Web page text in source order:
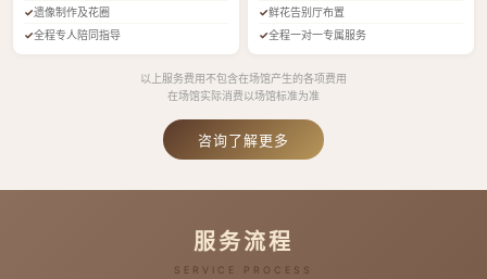
遗像制作及花圈
全程专人陪同指导
鲜花告别厅布置
全程一对一专属服务
以上服务费用不包含在场馆产生的各项费用
在场馆实际消费以场馆标准为准
咨询了解更多
服务流程
SERVICE PROCESS